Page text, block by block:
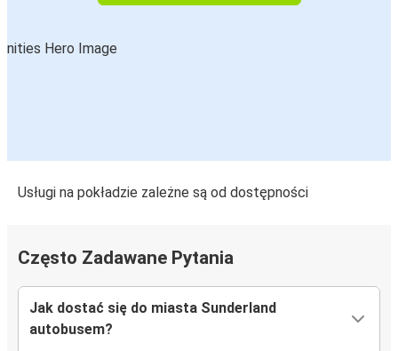
Usługi na pokładzie zależne są od dostępności
Często Zadawane Pytania
Jak dostać się do miasta Sunderland
autobusem?